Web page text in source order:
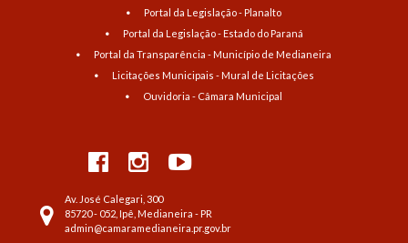
Portal da Legislação - Planalto
Portal da Legislação - Estado do Paraná
Portal da Transparência - Município de Medianeira
Licitações Municipais - Mural de Licitações
Ouvidoria - Câmara Municipal
Av. José Calegari, 300
85720 - 052, Ipê, Medianeira - PR
admin@camaramedianeira.pr.gov.br